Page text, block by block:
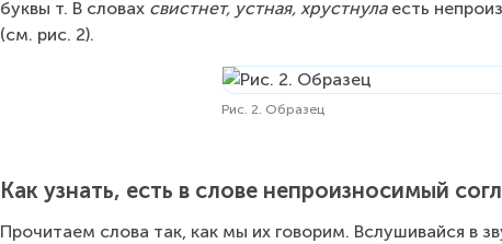
буквы т. В словах свистнет, устная, хрустнула есть
(см. рис. 2).
Рис. 2. Образец
Как узнать, есть в слове непроизносимый
Прочитаем слова так, как мы их говорим. Вслушивайся в